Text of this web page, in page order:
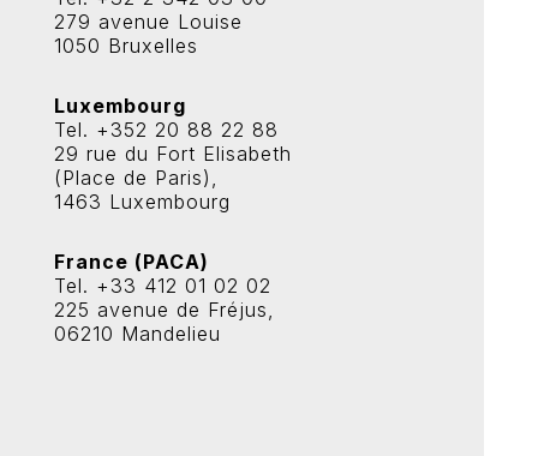
279 avenue Louise
1050 Bruxelles
Luxembourg
Tel. +352 20 88 22 88
29 rue du Fort Elisabeth
(Place de Paris),
1463 Luxembourg
France (PACA)
Tel. +33 412 01 02 02
225 avenue de Fréjus,
06210 Mandelieu